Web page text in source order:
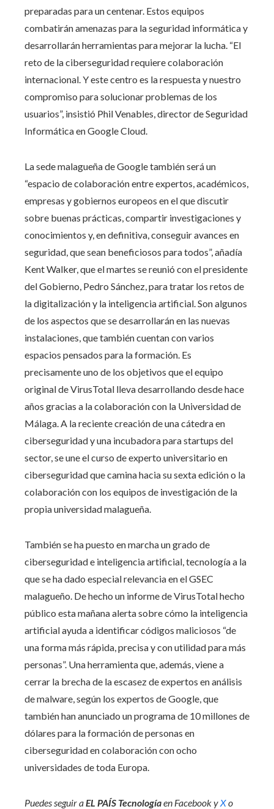
preparadas para un centenar. Estos equipos
combatirán amenazas para la seguridad informática y
desarrollarán herramientas para mejorar la lucha. “El
reto de la ciberseguridad requiere colaboración
internacional. Y este centro es la respuesta y nuestro
compromiso para solucionar problemas de los
usuarios”, insistió Phil Venables, director de Seguridad
Informática en Google Cloud.
La sede malagueña de Google también será un
“espacio de colaboración entre expertos, académicos,
empresas y gobiernos europeos en el que discutir
sobre buenas prácticas, compartir investigaciones y
conocimientos y, en definitiva, conseguir avances en
seguridad, que sean beneficiosos para todos”, añadía
Kent Walker, que el martes se reunió con el presidente
del Gobierno, Pedro Sánchez, para tratar los retos de
la digitalización y la inteligencia artificial. Son algunos
de los aspectos que se desarrollarán en las nuevas
instalaciones, que también cuentan con varios
espacios pensados para la formación. Es
precisamente uno de los objetivos que el equipo
original de VirusTotal lleva desarrollando desde hace
años gracias a la colaboración con la Universidad de
Málaga. A la reciente creación de una cátedra en
ciberseguridad y una incubadora para startups del
sector, se une el curso de experto universitario en
ciberseguridad que camina hacia su sexta edición o la
colaboración con los equipos de investigación de la
propia universidad malagueña.
También se ha puesto en marcha un grado de
ciberseguridad e inteligencia artificial, tecnología a la
que se ha dado especial relevancia en el GSEC
malagueño. De hecho un informe de VirusTotal hecho
público esta mañana alerta sobre cómo la inteligencia
artificial ayuda a identificar códigos maliciosos “de
una forma más rápida, precisa y con utilidad para más
personas”. Una herramienta que, además, viene a
cerrar la brecha de la escasez de expertos en análisis
de malware, según los expertos de Google, que
también han anunciado un programa de 10 millones de
dólares para la formación de personas en
ciberseguridad en colaboración con ocho
universidades de toda Europa.
Puedes seguir aEL PAÍS Tecnologíaen Facebooky Xo